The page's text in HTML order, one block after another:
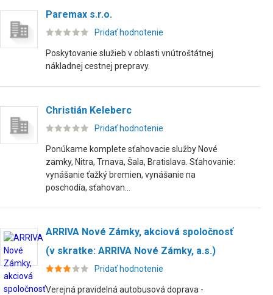
Paremax s.r.o.
Pridať hodnotenie
Poskytovanie služieb v oblasti vnútroštátnej
nákladnej cestnej prepravy.
Christián Keleberc
Pridať hodnotenie
Ponúkame komplete sťahovacie služby Nové
zamky, Nitra, Trnava, Šala, Bratislava. Sťahovanie:
vynášanie ťažký bremien, vynášanie na
poschodía, sťahovan...
ARRIVA Nové Zámky, akciová spoločnosť
(v skratke: ARRIVA Nové Zámky, a.s.)
Pridať hodnotenie
Verejná pravidelná autobusová doprava -